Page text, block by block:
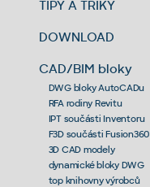
TIPY A TRIKY
DOWNLOAD
CAD/BIM bloky
DWG bloky AutoCADu
RFA rodiny Revitu
IPT součásti Inventoru
F3D součásti Fusion360
3D CAD modely
dynamické bloky DWG
top knihovny výrobců